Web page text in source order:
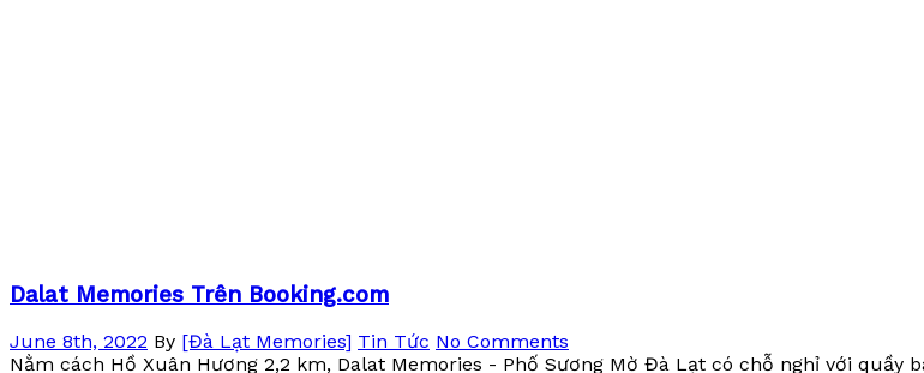
Dalat Memories Trên Booking.com
June 8th, 2022 By [Đà Lạt Memories] Tin Tức No Comments
Nằm cách Hồ Xuân Hương 2,2 km, Dalat Memories - Phố Sương Mờ Đà Lạt có chỗ nghỉ với